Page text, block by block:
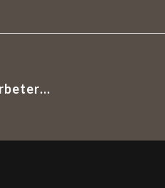
Maaisel als bodemverbeteraar